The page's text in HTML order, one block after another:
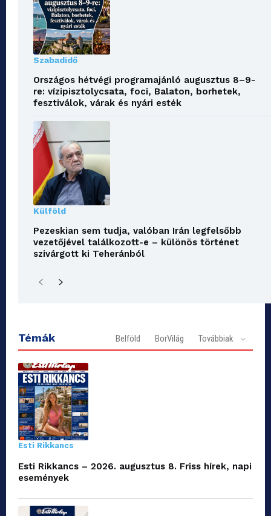
Szabadidő
Országos hétvégi programajánló augusztus 8–9-
re: vízipisztolycsata, foci, Balaton, borhetek,
fesztiválok, várak és nyári esték
Külföld
Pezeskian sem tudja, valóban Irán legfelsőbb
vezetőjével találkozott-e – különös történet
szivárgott ki Teheránból
Témák Belföld BorVilág Továbbiak
Esti Rikkancs
Esti Rikkancs – 2026. augusztus 8. Friss hírek, napi
események